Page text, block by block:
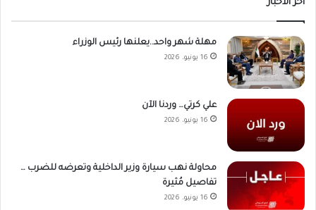
أخر الاخبار
مهلة شهر واحد..يعلنها رئيس الوزراء
16 يونيو، 2026
علي كرتي… وردنا الآن
16 يونيو، 2026
محاولة نهب سيارة وزير الداخلية وتعرضه للضرب …
تفاصيل مُثيرة
16 يونيو، 2026